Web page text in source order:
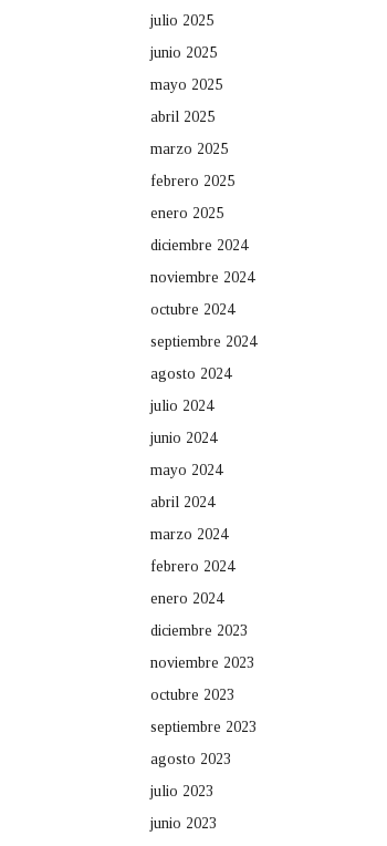
julio 2025
junio 2025
mayo 2025
abril 2025
marzo 2025
febrero 2025
enero 2025
diciembre 2024
noviembre 2024
octubre 2024
septiembre 2024
agosto 2024
julio 2024
junio 2024
mayo 2024
abril 2024
marzo 2024
febrero 2024
enero 2024
diciembre 2023
noviembre 2023
octubre 2023
septiembre 2023
agosto 2023
julio 2023
junio 2023